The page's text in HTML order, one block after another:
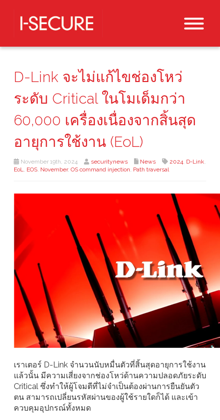
D-Link จะไม่แก้ไขช่องโหว่
ระดับ Critical ในโมเด็มกว่า
60,000 เครื่องเนื่องจากสิ้นสุด
อายุการใช้งาน (EoL)
November 19th, 2024 securitynews News 2024, D-Link,
EoL, EOS, November, OS command injection, Path traversal
เราเตอร์ D-Link จำนวนนับหมื่นตัวที่สิ้นสุดอายุการใช้งาน
แล้วนั้น มีความเสี่ยงจากช่องโหว่ด้านความปลอดภัยระดับ
Critical ซึ่งทำให้ผู้โจมตีที่ไม่จำเป็นต้องผ่านการยืนยันตัว
ตน สามารถเปลี่ยนรหัสผ่านของผู้ใช้รายใดก็ได้ และเข้า
ควบคุมอุปกรณ์ทั้งหมด